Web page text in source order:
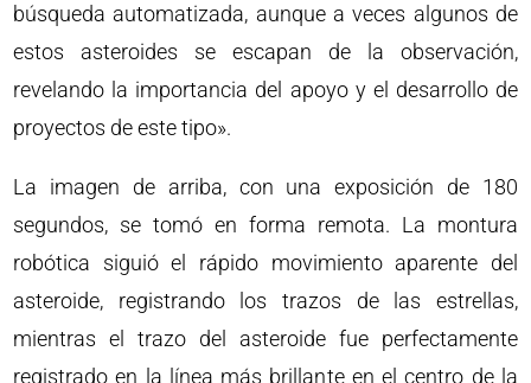
búsqueda automatizada, aunque a veces algunos de
estos asteroides se escapan de la observación,
revelando la importancia del apoyo y el desarrollo de
proyectos de este tipo».
La imagen de arriba, con una exposición de 180
segundos, se tomó en forma remota. La montura
robótica siguió el rápido movimiento aparente del
asteroide, registrando los trazos de las estrellas,
mientras el trazo del asteroide fue perfectamente
registrado en la línea más brillante en el centro de la